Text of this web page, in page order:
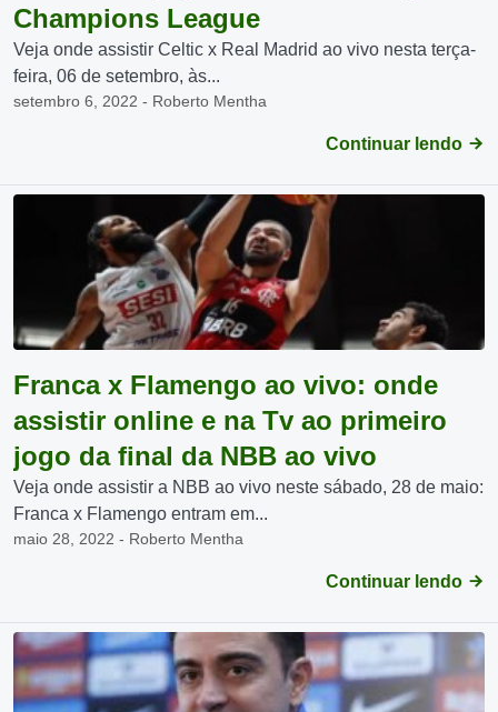
Champions League
Veja onde assistir Celtic x Real Madrid ao vivo nesta terça-
feira, 06 de setembro, às...
setembro 6, 2022 - Roberto Mentha
Continuar lendo
Franca x Flamengo ao vivo: onde
assistir online e na Tv ao primeiro
jogo da final da NBB ao vivo
Veja onde assistir a NBB ao vivo neste sábado, 28 de maio:
Franca x Flamengo entram em...
maio 28, 2022 - Roberto Mentha
Continuar lendo